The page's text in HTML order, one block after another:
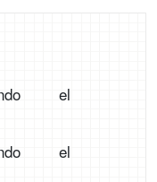
el
el